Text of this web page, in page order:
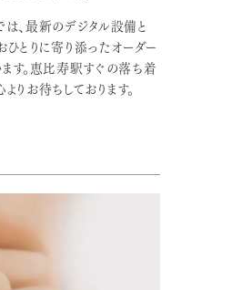
、最新のデジタル設備と
とりに寄り添ったオーダー
す。恵比寿駅すぐの落ち着
りお待ちしております。